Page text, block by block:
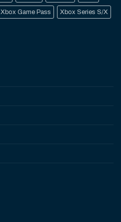
Xbox Game Pass Xbox Series S/X